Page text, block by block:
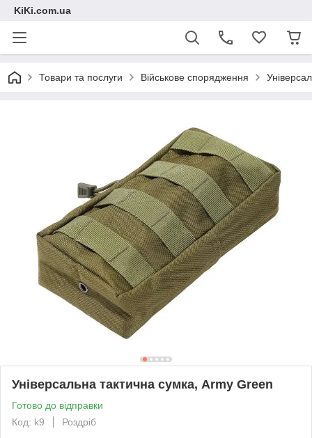
KiKi.com.ua
Товари та послуги Військове спорядження
Універсальна тактична сумка, Army Green
Готово до відправки
Код: k9
Роздріб